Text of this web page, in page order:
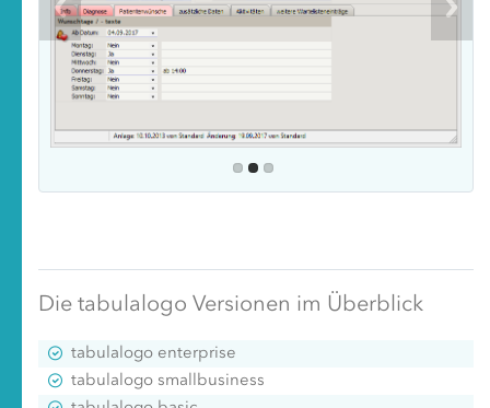
Die tabulalogo Versionen im Überblick
tabulalogo enterprise
tabulalogo smallbusiness